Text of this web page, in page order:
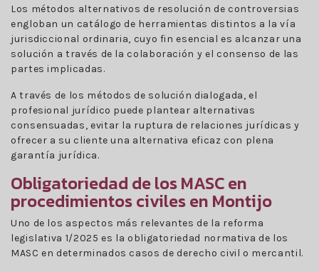
Los métodos alternativos de resolución de controversias
engloban un catálogo de herramientas distintos a la vía
jurisdiccional ordinaria, cuyo fin esencial es alcanzar una
solución a través de la colaboración y el consenso de las
partes implicadas.
A través de los métodos de solución dialogada, el
profesional jurídico puede plantear alternativas
consensuadas, evitar la ruptura de relaciones jurídicas y
ofrecer a su cliente una alternativa eficaz con plena
garantía jurídica.
Obligatoriedad de los MASC en
procedimientos civiles en Montijo
Uno de los aspectos más relevantes de la reforma
legislativa 1/2025 es la obligatoriedad normativa de los
MASC en determinados casos de derecho civil o mercantil.